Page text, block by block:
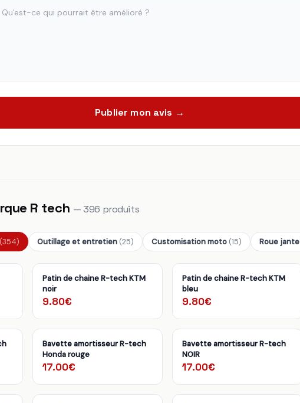
Publier mon avis →
R tech — 396 produits
(354) Outillage et entretien (25) Customisation moto (15) Roue jante
Patin de chaine R-tech KTM
noir
9.80€
Patin de chaine R-tech KTM
bleu
9.80€
Bavette amortisseur R-tech
Honda rouge
17.00€
Bavette amortisseur R-tech
NOIR
17.00€